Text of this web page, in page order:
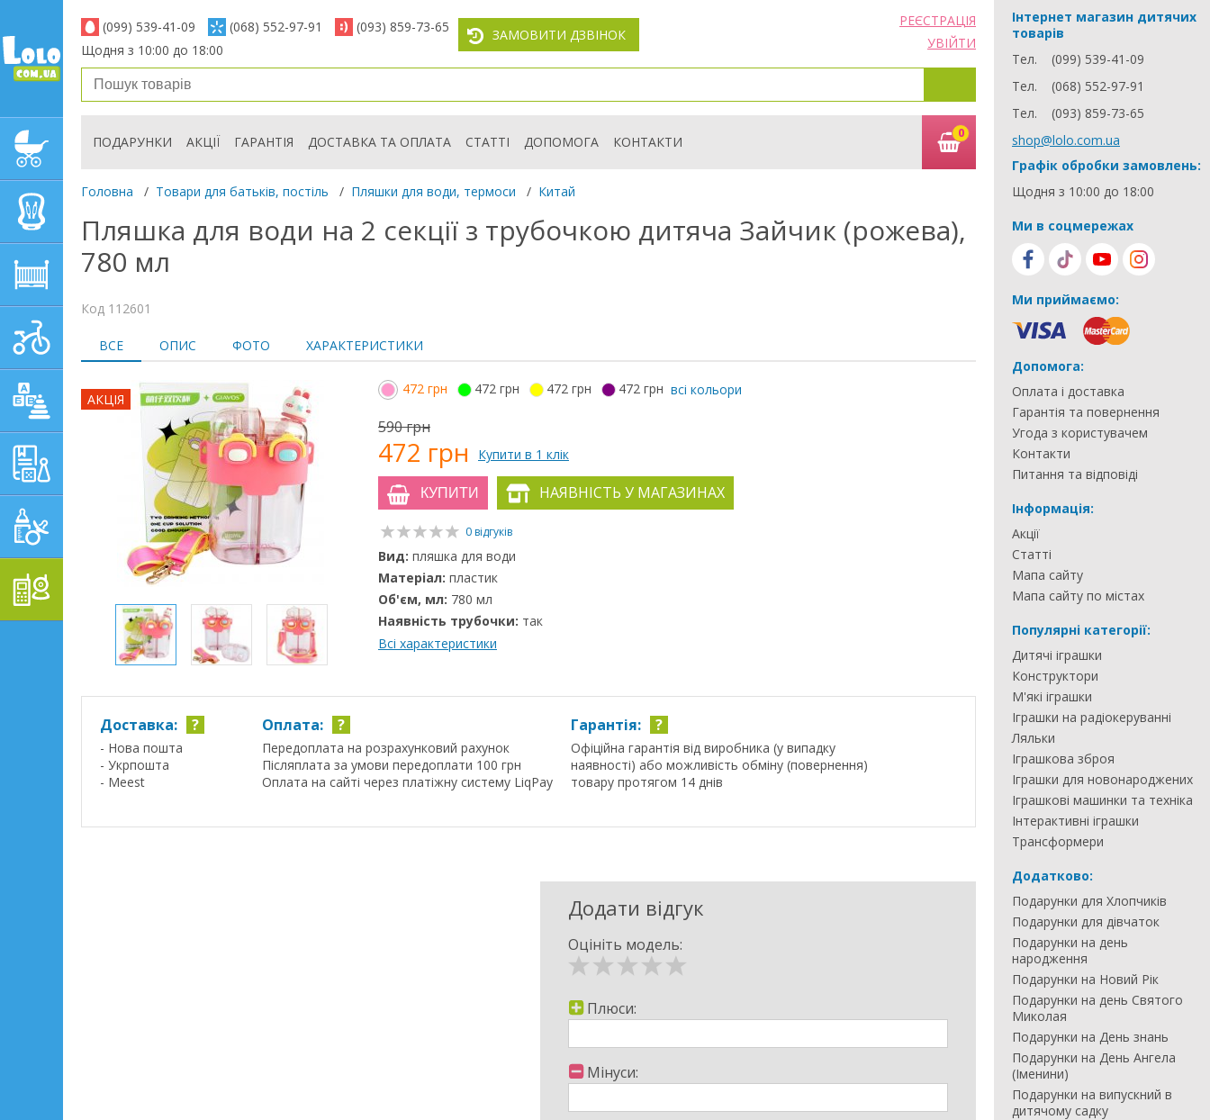
ДИТЯЧІ КОЛЯСКИ
ДИТЯЧІ МЕБЛІ
ТРАНСПОРТ
ДИТЯЧІ ІГРАШКИ
НАВЧАЛЬНО-
РОЗВИВАЮЧІ ТОВАРИ
ГІГІЄНА, ДОГЛЯД І
ТОВАРИ ДЛЯ БАТЬКІВ,
(099) 539-41-09 (068) 552-97-91
(093) 859-73-65
Щодня з 10:00 до 18:00
ЗАМОВИТИ ДЗВІНОК
РЕЄСТРАЦІЯ
УВІЙТИ
ПОДАРУНКИ АКЦІЇ ГАРАНТІЯ ДОСТАВКА ТА ОПЛАТА СТАТТІ ДОПОМОГА КОНТАКТИ
0
Головна / Товари для батьків, постіль / Пляшки для води, термоси / Китай
Пляшка для води на 2 секції з трубочкою дитяча Зайчик (рожева),
780 мл
Код 112601
ВСЕ ОПИС ФОТО ХАРАКТЕРИСТИКИ
АКЦІЯ
472 грн 472 грн 472 грн 472 грн всі кольори
590 грн
472 грн Купити в 1 клік
КУПИТИ НАЯВНІСТЬ У МАГАЗИНАХ
0 відгуків
Вид: пляшка для води
Матеріал: пластик
Об'єм, мл: 780 мл
Наявність трубочки: так
Всі характеристики
Доставка: ?
- Нова пошта
- Укрпошта
- Meest
Оплата: ?
Передоплата на розрахунковий рахунок
Післяплата за умови передоплати 100 грн
Оплата на сайті через платіжну систему LiqPay
Гарантія: ?
Офіційна гарантія від виробника (у випадку
наявності) або можливість обміну (повернення)
товару протягом 14 днів
Додати відгук
Оцініть модель:
Плюси:
Мінуси:
Інтернет магазин дитячих
товарів
Тел.
(099) 539-41-09
Тел.
(068) 552-97-91
Тел.
(093) 859-73-65
shop@lolo.com.ua
Графік обробки замовлень:
Щодня з 10:00 до 18:00
Ми в соцмережах
Ми приймаємо:
Допомога:
Оплата і доставка
Гарантія та повернення
Угода з користувачем
Контакти
Питання та відповіді
Інформація:
Акції
Статті
Мапа сайту
Мапа сайту по містах
Популярні категорії:
Дитячі іграшки
Конструктори
М'які іграшки
Іграшки на радіокеруванні
Ляльки
Іграшкова зброя
Іграшки для новонароджених
Іграшкові машинки та техніка
Інтерактивні іграшки
Трансформери
Додатково:
Подарунки для Хлопчиків
Подарунки для дівчаток
Подарунки на день
народження
Подарунки на Новий Рік
Подарунки на день Святого
Миколая
Подарунки на День знань
Подарунки на День Ангела
(Іменини)
Подарунки на випускний в
дитячому садку